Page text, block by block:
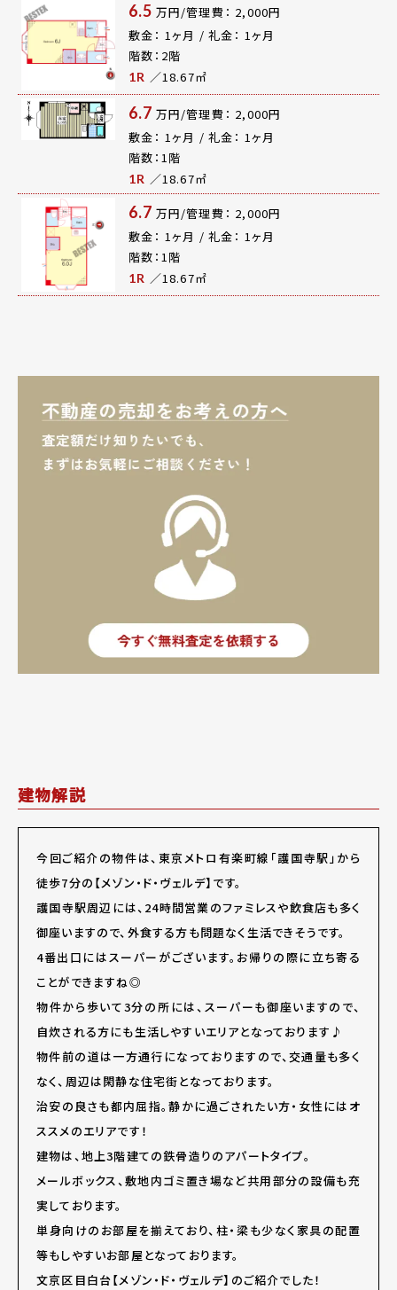
6.5 万円/管理費： 2,000円
敷金： 1ヶ月 / 礼金： 1ヶ月
階数：2階
1R ／18.67㎡
6.7 万円/管理費： 2,000円
敷金： 1ヶ月 / 礼金： 1ヶ月
階数：1階
1R ／18.67㎡
6.7 万円/管理費： 2,000円
敷金： 1ヶ月 / 礼金： 1ヶ月
階数：1階
1R ／18.67㎡
建物解説
今回ご紹介の物件は、東京メトロ有楽町線「護国寺駅」から
徒歩7分の【メゾン・ド・ヴェルデ】です。
護国寺駅周辺には、24時間営業のファミレスや飲食店も多く
御座いますので、外食する方も問題なく生活できそうです。
4番出口にはスーパーがございます。お帰りの際に立ち寄る
ことができますね◎
物件から歩いて3分の所には、スーパーも御座いますので、
自炊される方にも生活しやすいエリアとなっております♪
物件前の道は一方通行になっておりますので、交通量も多く
なく、周辺は閑静な住宅街となっております。
治安の良さも都内屈指。静かに過ごされたい方・女性にはオ
ススメのエリアです！
建物は、地上3階建ての鉄骨造りのアパートタイプ。
メールボックス、敷地内ゴミ置き場など共用部分の設備も充
実しております。
単身向けのお部屋を揃えており、柱・梁も少なく家具の配置
等もしやすいお部屋となっております。
文京区目白台【メゾン・ド・ヴェルデ】のご紹介でした！